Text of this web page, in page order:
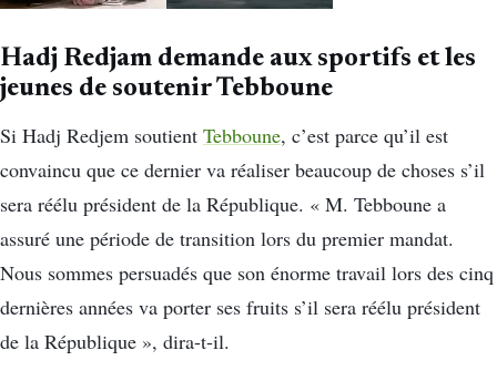
Hadj Redjam demande aux sportifs et les
jeunes de soutenir Tebboune
Si Hadj Redjem soutient Tebboune, c’est parce qu’il est
convaincu que ce dernier va réaliser beaucoup de choses s’il
sera réélu président de la République. « M. Tebboune a
assuré une période de transition lors du premier mandat.
Nous sommes persuadés que son énorme travail lors des cinq
dernières années va porter ses fruits s’il sera réélu président
de la République », dira-t-il.